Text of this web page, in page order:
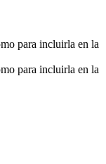
para incluirla en la
para incluirla en la